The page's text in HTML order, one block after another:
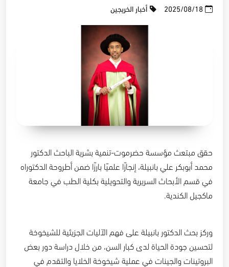
2025/08/18 أخبار الخريجين
حقق مبتعث مؤسسة حضرموت-تنمية بشرية الباحث الدكتور
محمد أبوبكر علي بانبيلة، إنجازًا علميًا بارزًا ضمن أطروحة الدكتوراه
في قسم الأبحاث السريرية والتحويلية بكلية الطب في جامعة
ماكجيل الكندية.
وركز بحث الدكتور بانبيلة على فهم الآليات الجزيئية للشيخوخة
لتحسين جودة الحياة لدى كبار السن، من خلال دراسة دور بعض
البروتينات والجينات في عملية شيخوخة الخلايا والتقدم في